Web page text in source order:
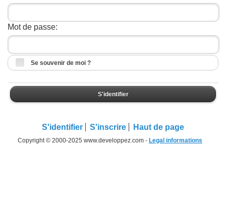
Mot de passe:
Se souvenir de moi ?
S'identifier
S'identifier S'inscrire Haut de page
Copyright © 2000-2025 www.developpez.com - Legal informations